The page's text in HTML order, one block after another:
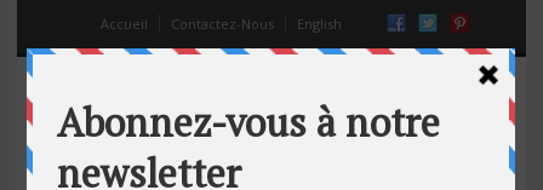
Accueil Contactez-Nous English